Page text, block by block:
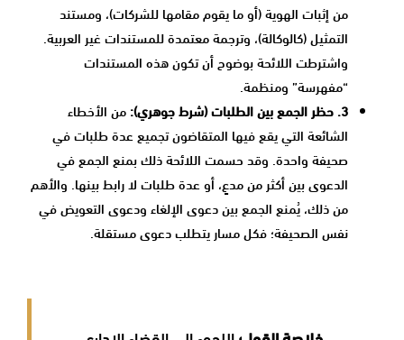
من إثبات الهوية (أو ما يقوم مقامها للشركات)، ومستند
التمثيل (كالوكالة)، وترجمة معتمدة للمستندات غير العربية.
واشترطت اللائحة بوضوح أن تكون هذه المستندات
“مفهرسة” ومنظمة.
3. حظر الجمع بين الطلبات (شرط جوهري):
من الأخطاء
الشائعة التي يقع فيها المتقاضون تجميع عدة طلبات في
صحيفة واحدة. وقد حسمت اللائحة ذلك بمنع الجمع في
الدعوى بين أكثر من مدعٍ، أو عدة طلبات لا رابط بينها. والأهم
من ذلك، يُمنع الجمع بين دعوى الإلغاء ودعوى التعويض في
نفس الصحيفة؛ فكل مسار يتطلب دعوى مستقلة.